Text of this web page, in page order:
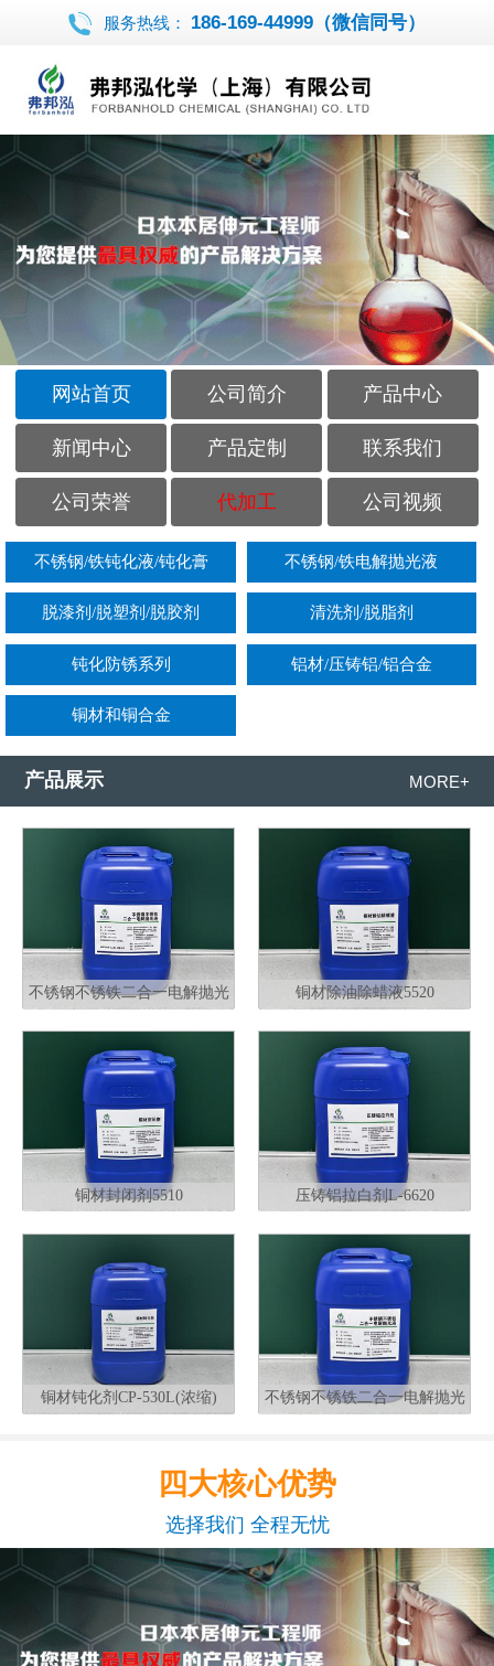
服务热线： 186-169-44999（微信同号）
网站首页 公司简介 产品中心
新闻中心 产品定制 联系我们
公司荣誉 代加工 公司视频
不锈钢/铁钝化液/钝化膏 不锈钢/铁电解抛光液
脱漆剂/脱塑剂/脱胶剂 清洗剂/脱脂剂
钝化防锈系列 铝材/压铸铝/铝合金
铜材和铜合金
产品展示 MORE+
不锈钢不锈铁二合一电解抛光
铜材除油除蜡液5520
铜材封闭剂5510 压铸铝拉白剂L-6620
铜材钝化剂CP-530L(浓缩)
不锈钢不锈铁二合一电解抛光
四大核心优势
选择我们 全程无忧